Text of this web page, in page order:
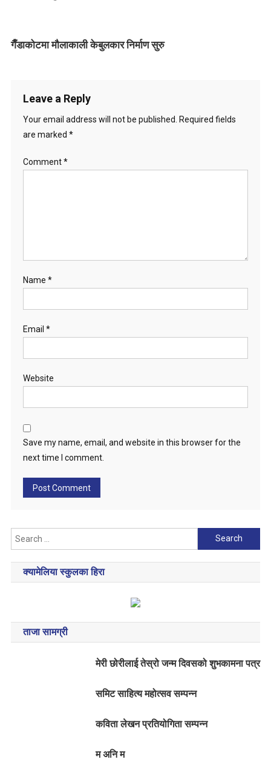
a
गैँडाकोटमा मौलाकाली केबुलकार निर्माण सुरु
Leave a Reply
Your email address will not be published.
Required fields
are marked *
Comment*
Name *
Email *
Website
Save my name, email, and website in this browser for the
next time I comment.
Search
for:
क्यामेलिया स्कुलका हिरा
ताजा सामग्री
मेरी छोरीलाई तेस्रो जन्म दिवसको शुभकामना पत्र
समिट साहित्य महोत्सव सम्पन्न
कविता लेखन प्रतियोगिता सम्पन्न
म अनि म